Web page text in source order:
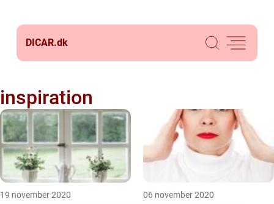
DICAR.dk
inspiration
19 november 2020 06 november 2020